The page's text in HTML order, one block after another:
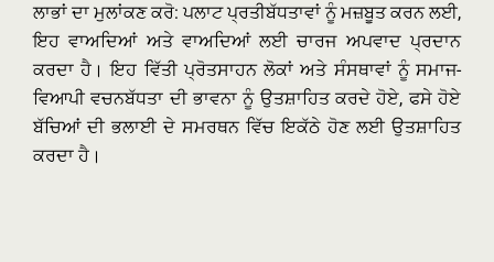
ਲਾਭਾਂ ਦਾ ਮੁਲਾਂਕਣ ਕਰੋ: ਪਲਾਟ ਪ੍ਰਤੀਬੱਧਤਾਵਾਂ ਨੂੰ ਮਜ਼ਬੂਤ ਕਰਨ ਲਈ,
ਇਹ ਵਾਅਦਿਆਂ ਅਤੇ ਵਾਅਦਿਆਂ ਲਈ ਚਾਰਜ ਅਪਵਾਦ ਪ੍ਰਦਾਨ
ਕਰਦਾ ਹੈ। ਇਹ ਵਿੱਤੀ ਪ੍ਰੋਤਸਾਹਨ ਲੋਕਾਂ ਅਤੇ ਸੰਸਥਾਵਾਂ ਨੂੰ ਸਮਾਜ-
ਵਿਆਪੀ ਵਚਨਬੱਧਤਾ ਦੀ ਭਾਵਨਾ ਨੂੰ ਉਤਸ਼ਾਹਿਤ ਕਰਦੇ ਹੋਏ, ਫਸੇ ਹੋਏ
ਬੱਚਿਆਂ ਦੀ ਭਲਾਈ ਦੇ ਸਮਰਥਨ ਵਿੱਚ ਇਕੱਠੇ ਹੋਣ ਲਈ ਉਤਸ਼ਾਹਿਤ
ਕਰਦਾ ਹੈ।